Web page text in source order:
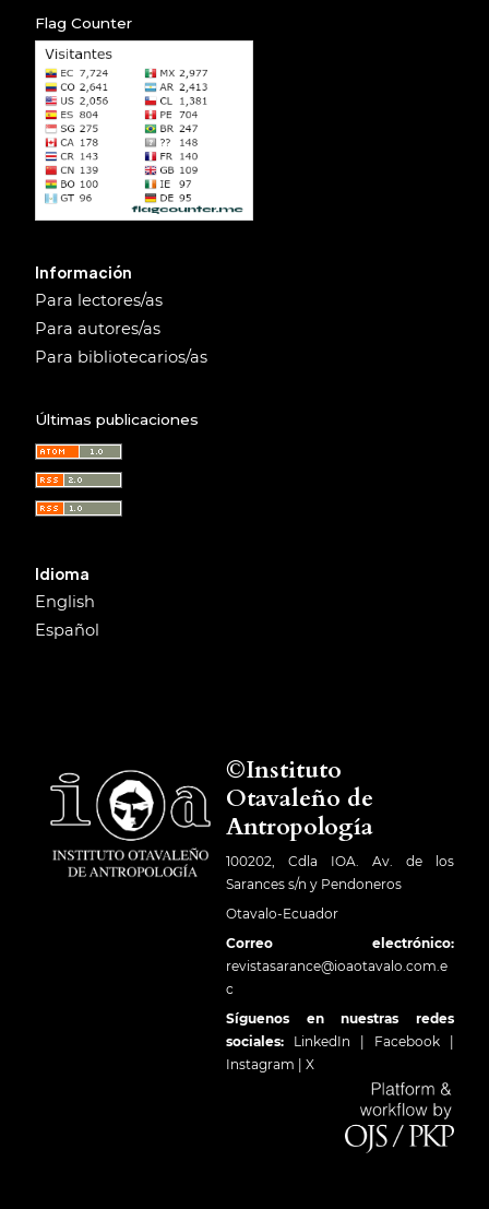
Flag Counter
Información
Para lectores/as
Para autores/as
Para bibliotecarios/as
Últimas publicaciones
Idioma
English
Español
©Instituto
Otavaleño de
Antropología
100202, Cdla IOA. Av. de los
Sarances s/n y Pendoneros
Otavalo-Ecuador
Correo electrónico:
revistasarance@ioaotavalo.com.e
c
Síguenos en nuestras redes
sociales: LinkedIn | Facebook |
Instagram | X